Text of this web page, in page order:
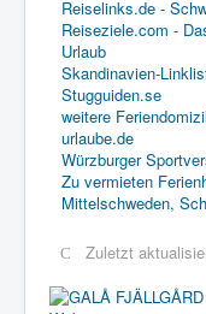
Reiselinks.de -
Reiseziele.com -
Urlaub
Skandinavien-
Stugguiden.se
weitere
urlaube.de
Würzburger
Zu vermieten
Mittelschweden,
Zuletzt